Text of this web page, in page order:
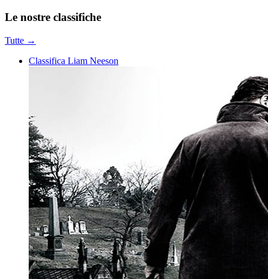
Le nostre classifiche
Tutte →
Classifica Liam Neeson